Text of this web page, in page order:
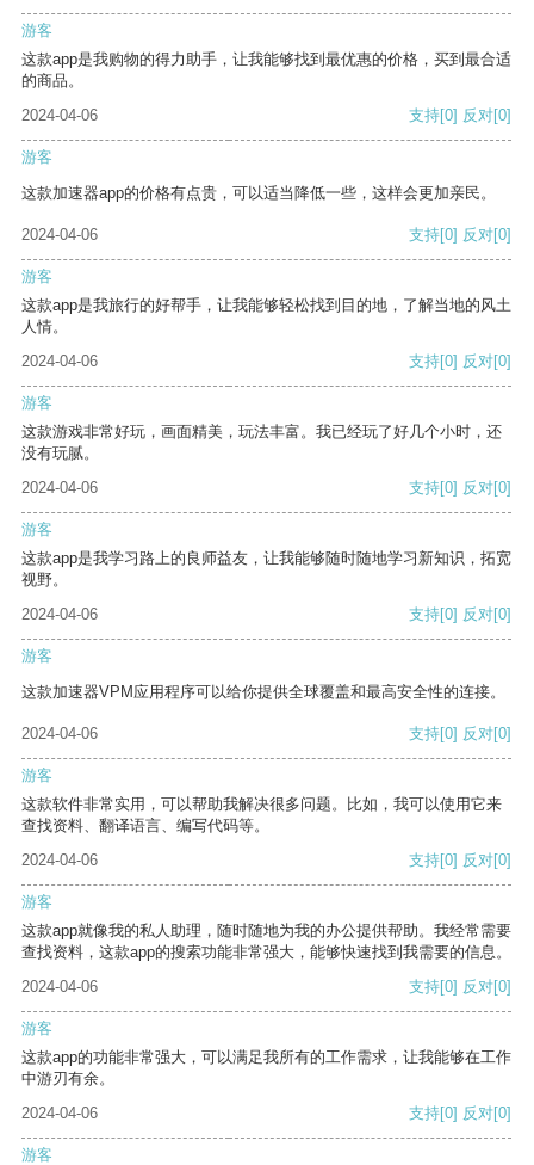
游客
这款app是我购物的得力助手，让我能够找到最优惠的价格，买到最合适
的商品。
2024-04-06
支持[0] 反对[0]
游客
这款加速器app的价格有点贵，可以适当降低一些，这样会更加亲民。
2024-04-06 支持[0] 反对[0]
游客
这款app是我旅行的好帮手，让我能够轻松找到目的地，了解当地的风土
人情。
2024-04-06
支持[0] 反对[0]
游客
这款游戏非常好玩，画面精美，玩法丰富。我已经玩了好几个小时，还
没有玩腻。
2024-04-06
支持[0] 反对[0]
游客
这款app是我学习路上的良师益友，让我能够随时随地学习新知识，拓宽
视野。
2024-04-06
支持[0] 反对[0]
游客
这款加速器VPM应用程序可以给你提供全球覆盖和最高安全性的连接。
2024-04-06 支持[0] 反对[0]
游客
这款软件非常实用，可以帮助我解决很多问题。比如，我可以使用它来
查找资料、翻译语言、编写代码等。
2024-04-06
支持[0] 反对[0]
游客
这款app就像我的私人助理，随时随地为我的办公提供帮助。我经常需要
查找资料，这款app的搜索功能非常强大，能够快速找到我需要的信息。
2024-04-06
支持[0] 反对[0]
游客
这款app的功能非常强大，可以满足我所有的工作需求，让我能够在工作
中游刃有余。
2024-04-06
支持[0] 反对[0]
游客